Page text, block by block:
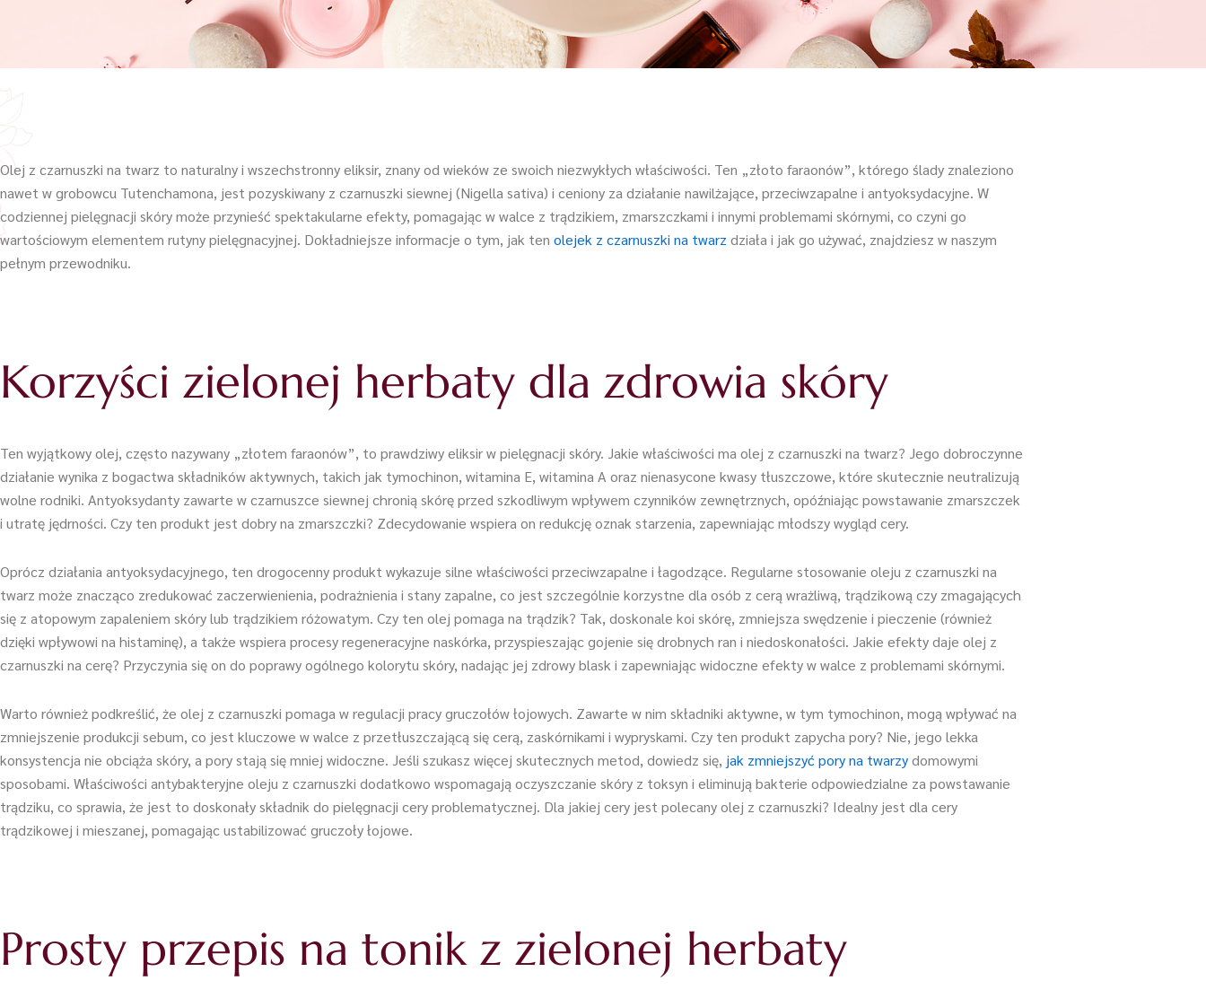
Olej z czarnuszki na twarz to naturalny i wszechstronny eliksir, znany od wieków ze swoich niezwykłych właściwości. Ten „złoto faraonów”, którego ślady znaleziono
nawet w grobowcu Tutenchamona, jest pozyskiwany z czarnuszki siewnej (Nigella sativa) i ceniony za działanie nawilżające, przeciwzapalne i antyoksydacyjne. W
codziennej pielęgnacji skóry może przynieść spektakularne efekty, pomagając w walce z trądzikiem, zmarszczkami i innymi problemami skórnymi, co czyni go
wartościowym elementem rutyny pielęgnacyjnej. Dokładniejsze informacje o tym, jak ten olejek z czarnuszki na twarz działa i jak go używać, znajdziesz w naszym
pełnym przewodniku.
Korzyści zielonej herbaty dla zdrowia skóry
Ten wyjątkowy olej, często nazywany „złotem faraonów”, to prawdziwy eliksir w pielęgnacji skóry. Jakie właściwości ma olej z czarnuszki na twarz? Jego dobroczynne
działanie wynika z bogactwa składników aktywnych, takich jak tymochinon, witamina E, witamina A oraz nienasycone kwasy tłuszczowe, które skutecznie neutralizują
wolne rodniki. Antyoksydanty zawarte w czarnuszce siewnej chronią skórę przed szkodliwym wpływem czynników zewnętrznych, opóźniając powstawanie zmarszczek
i utratę jędrności. Czy ten produkt jest dobry na zmarszczki? Zdecydowanie wspiera on redukcję oznak starzenia, zapewniając młodszy wygląd cery.
Oprócz działania antyoksydacyjnego, ten drogocenny produkt wykazuje silne właściwości przeciwzapalne i łagodzące. Regularne stosowanie oleju z czarnuszki na
twarz może znacząco zredukować zaczerwienienia, podrażnienia i stany zapalne, co jest szczególnie korzystne dla osób z cerą wrażliwą, trądzikową czy zmagających
się z atopowym zapaleniem skóry lub trądzikiem różowatym. Czy ten olej pomaga na trądzik? Tak, doskonale koi skórę, zmniejsza swędzenie i pieczenie (również
dzięki wpływowi na histaminę), a także wspiera procesy regeneracyjne naskórka, przyspieszając gojenie się drobnych ran i niedoskonałości. Jakie efekty daje olej z
czarnuszki na cerę? Przyczynia się on do poprawy ogólnego kolorytu skóry, nadając jej zdrowy blask i zapewniając widoczne efekty w walce z problemami skórnymi.
Warto również podkreślić, że olej z czarnuszki pomaga w regulacji pracy gruczołów łojowych. Zawarte w nim składniki aktywne, w tym tymochinon, mogą wpływać na
zmniejszenie produkcji sebum, co jest kluczowe w walce z przetłuszczającą się cerą, zaskórnikami i wypryskami. Czy ten produkt zapycha pory? Nie, jego lekka
konsystencja nie obciąża skóry, a pory stają się mniej widoczne. Jeśli szukasz więcej skutecznych metod, dowiedz się, jak zmniejszyć pory na twarzydomowymi
sposobami. Właściwości antybakteryjne oleju z czarnuszki dodatkowo wspomagają oczyszczanie skóry z toksyn i eliminują bakterie odpowiedzialne za powstawanie
trądziku, co sprawia, że jest to doskonały składnik do pielęgnacji cery problematycznej. Dla jakiej cery jest polecany olej z czarnuszki? Idealny jest dla cery
trądzikowej i mieszanej, pomagając ustabilizować gruczoły łojowe.
Prosty przepis na tonik z zielonej herbaty